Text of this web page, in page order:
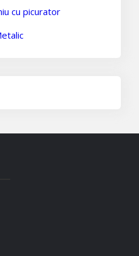
cu picurator